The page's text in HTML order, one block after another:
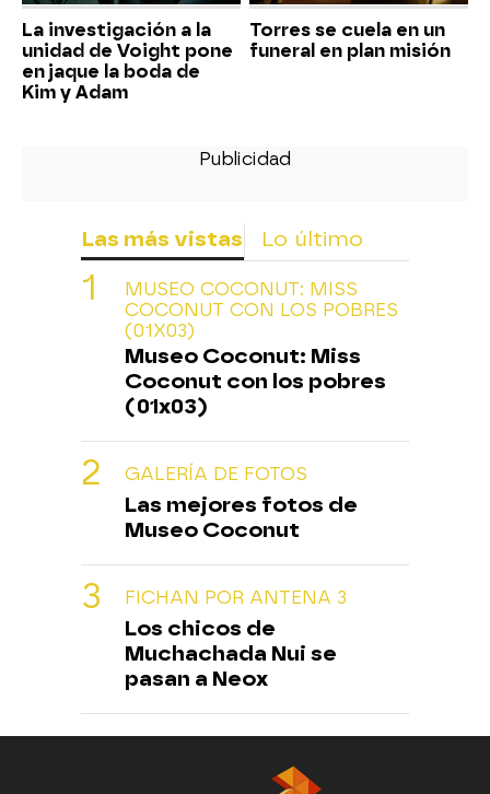
La investigación a la
unidad de Voight pone
en jaque la boda de
Kim y Adam
Torres se cuela en un
funeral en plan misión
Las más vistas Lo último
MUSEO COCONUT: MISS
COCONUT CON LOS POBRES
(01X03)
Museo Coconut: Miss
Coconut con los pobres
(01x03)
GALERÍA DE FOTOS
Las mejores fotos de
Museo Coconut
FICHAN POR ANTENA 3
Los chicos de
Muchachada Nui se
pasan a Neox